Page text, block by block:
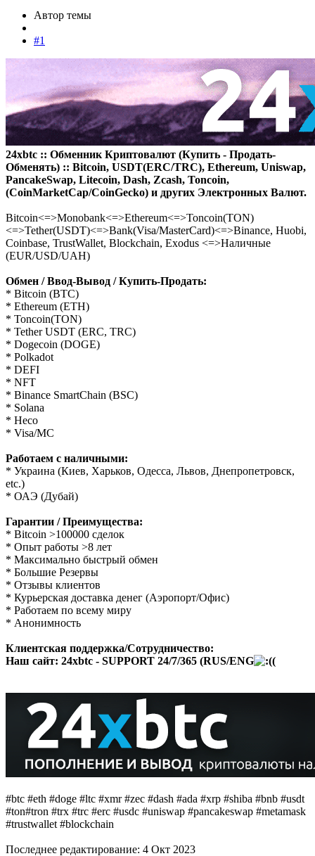
Автор темы
#1
24xbtc :: Обменник Криптовалют (Купить - Продать-
Обменять) :: Bitcoin, USDT(ERC/TRC), Ethereum, Uniswap,
PancakeSwap, Litecoin, Dash, Zcash, Toncoin,
(CoinMarketCap/CoinGecko) и других Электронных Валют.
Bitcoin<=>Monobank<=>Ethereum<=>Toncoin(TON)
<=>Tether(USDT)<=>Bank(Visa/MasterCard)<=>Binance, Huobi,
Coinbase, TrustWallet, Blockchain, Exodus <=>Наличные
(EUR/USD/UAH)
Обмен / Ввод-Вывод / Купить-Продать:
* Bitcoin (BTC)
* Ethereum (ETH)
* Toncoin(TON)
* Tether USDT (ERC, TRC)
* Dogecoin (DOGE)
* Polkadot
* DEFI
* NFT
* Binance SmartChain (BSC)
* Solana
* Heco
* Visa/MC
Работаем с наличными:
* Украина (Киев, Харьков, Одесса, Львов, Днепропетровск,
etc.)
* ОАЭ (Дубай)
Гарантии / Преимущества:
* Bitcoin >100000 сделок
* Опыт работы >8 лет
* Максимально быстрый обмен
* Большие Резервы
* Отзывы клиентов
* Курьерская доставка денег (Аэропорт/Офис)
* Работаем по всему миру
* Анонимность
Клиентская поддержка/Сотрудничество:
Наш сайт: 24xbtc - SUPPORT 24/7/365 (RUS/ENG (
#btc #eth #doge #ltc #xmr #zec #dash #ada #xrp #shiba #bnb #usdt
#ton#tron #trx #trc #erc #usdc #uniswap #pancakeswap #metamask
#trustwallet #blockchain
Последнее редактирование: 4 Окт 2023